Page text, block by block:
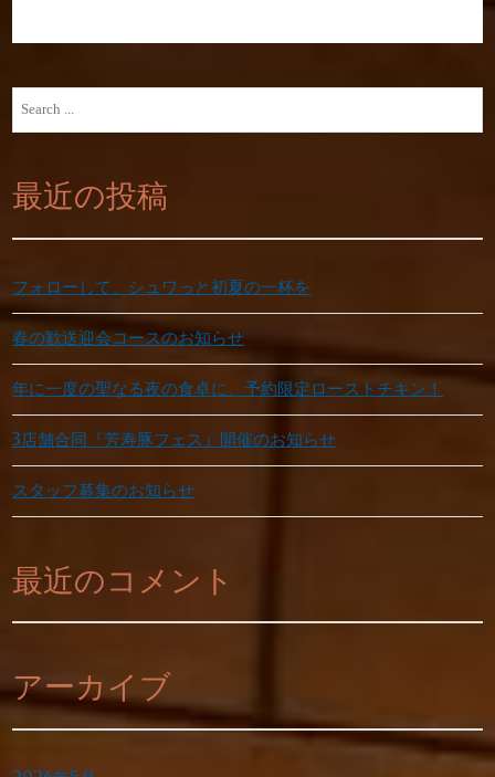
最近の投稿
フォローして、シュワっと初夏の一杯を
春の歓送迎会コースのお知らせ
年に一度の聖なる夜の食卓に、予約限定ローストチキン！
3店舗合同『芳寿豚フェス』開催のお知らせ
スタッフ募集のお知らせ
最近のコメント
アーカイブ